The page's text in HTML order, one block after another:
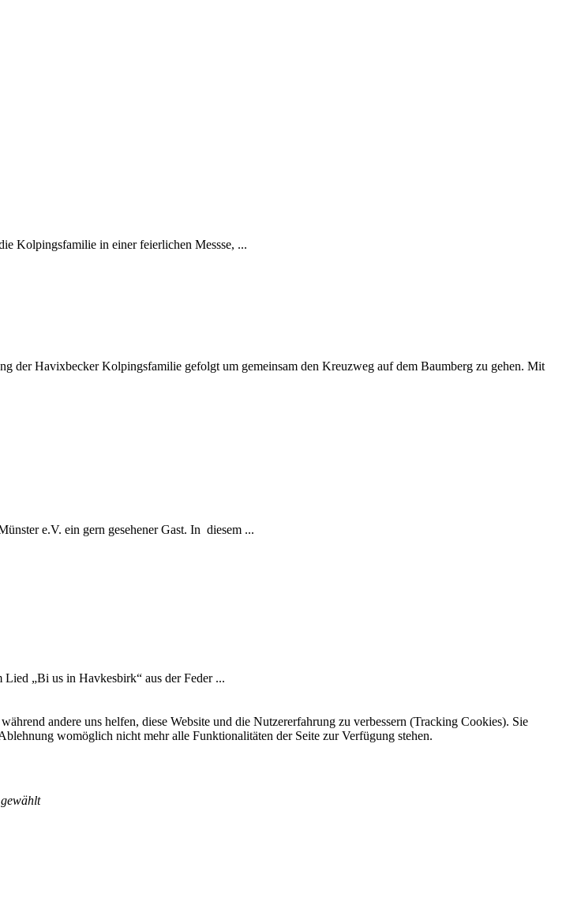
Kolpingsfamilie in einer feierlichen Messse, ...
der Havixbecker Kolpingsfamilie gefolgt um gemeinsam den Kreuzweg auf dem Baumberg zu gehen. Mit
e.V. ein gern gesehener Gast. In diesem ...
„Bi us in Havkesbirk“ aus der Feder ...
andere uns helfen, diese Website und die Nutzererfahrung zu verbessern (Tracking Cookies). Sie
womöglich nicht mehr alle Funktionalitäten der Seite zur Verfügung stehen.